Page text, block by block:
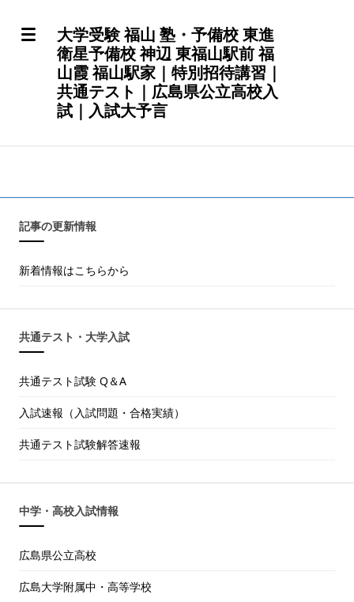
大学受験 福山 塾・予備校 東進
衛星予備校 神辺 東福山駅前 福
山霞 福山駅家｜特別招待講習｜
共通テスト｜広島県公立高校入
試｜入試大予言
記事の更新情報
新着情報はこちらから
共通テスト・大学入試
共通テスト試験 Q＆A
入試速報（入試問題・合格実績）
共通テスト試験解答速報
中学・高校入試情報
広島県公立高校
広島大学附属中・高等学校